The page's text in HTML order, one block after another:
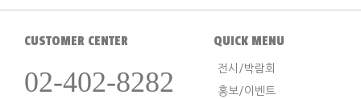
CUSTOMER CENTER
02-402-8282
QUICK MENU
전시/박람회
홍보/이벤트